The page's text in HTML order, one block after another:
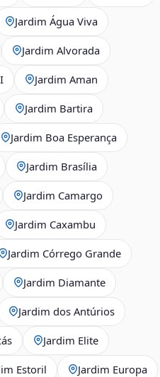
Jardim Água Viva
Jardim Alvorada
Jardim Aman
Jardim Bartira
Jardim Boa Esperança
Jardim Brasília
Jardim Camargo
Jardim Caxambu
Jardim Córrego Grande
Jardim Diamante
Jardim dos Antúrios
Jardim Elite
Estoril Jardim Europa